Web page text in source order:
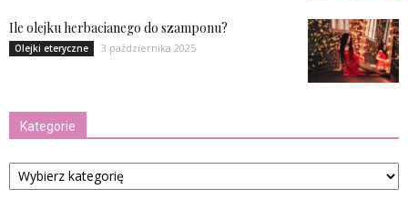
Ile olejku herbacianego do szamponu?
Olejki eteryczne 3 października 2025
Kategorie
Kategorie